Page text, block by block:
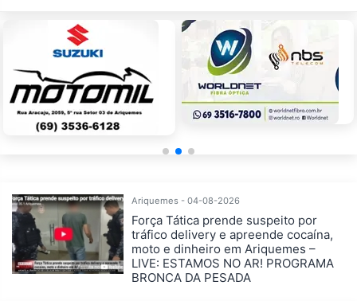
Ariquemes - 04-08-2026
Força Tática prende suspeito por
tráfico delivery e apreende cocaína,
moto e dinheiro em Ariquemes –
LIVE: ESTAMOS NO AR! PROGRAMA
BRONCA DA PESADA